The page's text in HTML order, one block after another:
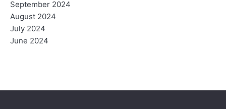
September 2024
August 2024
July 2024
June 2024